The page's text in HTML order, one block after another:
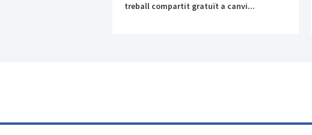
treball compartit gratuït a canvi...